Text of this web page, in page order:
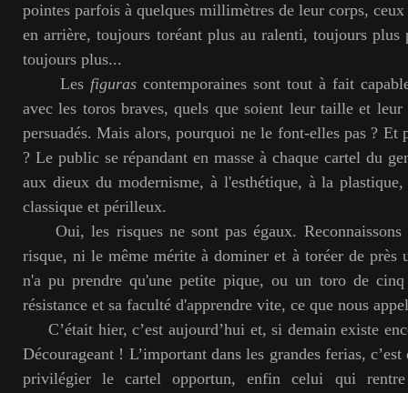
pointes parfois à quelques millimètres de leur corps,
en arrière, toujours toréant plus au ralenti, toujours
toujours plus...
Les figuras contemporaines sont tout à fait
avec les toros braves, quels que soient leur taille et leur
persuadés. Mais alors, pourquoi ne le font-elles pas ? Et
? Le public se répandant en masse à chaque cartel du
aux dieux du modernisme, à l'esthétique, à la
classique et périlleux.
Oui, les risques ne sont pas égaux. Reconnaissons
risque, ni le même mérite à dominer et à toréer de près
n'a pu prendre qu'une petite pique, ou un toro de
résistance et sa faculté d'apprendre vite, ce que nous
C’était hier, c’est aujourd’hui et, si demain existe
Décourageant ! L’important dans les grandes ferias, c’est
privilégier le cartel opportun, enfin celui qui